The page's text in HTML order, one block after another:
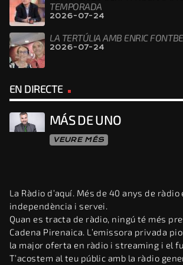
TEMPORADA
2026-07-24
LA TERTÚLIA AMB ENRIC
2026-07-24
EN DIRECTE
MÁS DE UNO
VEURE MÉS
La Ràdio d’aquí. Més de 40 anys de
independència i servei.
Quan es tracta de ràdio, ningú té més
Cadena Pirenaica. L’emissora privada
la major oferta en ràdio i streaming i el
T’acostem al teu públic amb la ràdio